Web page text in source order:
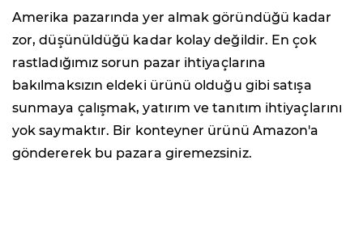
Amerika pazarında yer almak göründüğü kadar
zor, düşünüldüğü kadar kolay değildir. En çok
rastladığımız sorun pazar ihtiyaçlarına
bakılmaksızın eldeki ürünü olduğu gibi satışa
sunmaya çalışmak, yatırım ve tanıtım ihtiyaçlarını
yok saymaktır. Bir konteyner ürünü Amazon'a
göndererek bu pazara giremezsiniz.